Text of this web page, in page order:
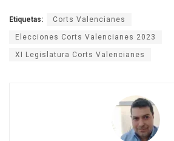
Etiquetas: Corts Valencianes
Elecciones Corts Valencianes 2023
XI Legislatura Corts Valencianes